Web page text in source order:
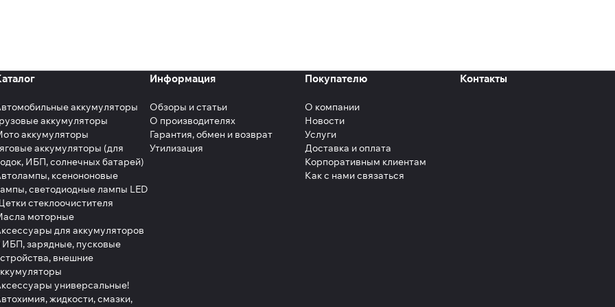
спроса и потребности клиентов, постоянное расширение ассортимента,
наличие товара на складах компании. Широкий ассортимент запчастей,
самые разнообразные и сложные запросы, а гибкая система
сроки.
аккумуляторы
аккумуляторы
аккумуляторы
аккумуляторы (для
ИБП, солнечных батарей)
ксенононовые
светодиодные лампы LED
стеклоочистителя
моторные
для аккумуляторов
ИБП, зарядные, пусковые
внешние
универсальные!
жидкости, смазки,
Информация
Обзоры и статьи
О производителях
Гарантия, обмен и возврат
Утилизация
Покупателю
О компании
Новости
Услуги
Доставка и оплата
Корпоративным клиентам
Как с нами связаться
Контакты